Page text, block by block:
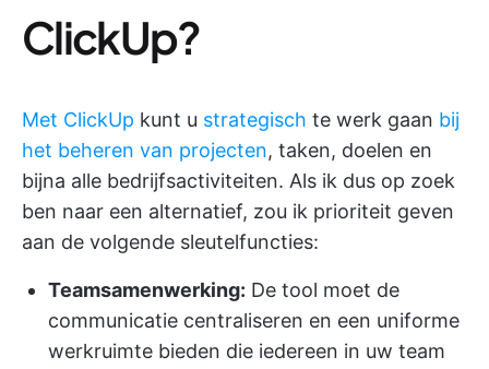
ClickUp?
Met ClickUp kunt u strategisch te werk gaan bij
het beheren van projecten, taken, doelen en
bijna alle bedrijfsactiviteiten. Als ik dus op zoek
ben naar een alternatief, zou ik prioriteit geven
aan de volgende sleutelfuncties:
Teamsamenwerking: De tool moet de
communicatie centraliseren en een uniforme
werkruimte bieden die iedereen in uw team